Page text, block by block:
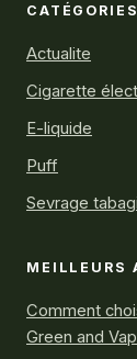
CATÉGORIES
Actualite
Cigarette
E-liquide
Puff
Sevrage
MEILLEURS
Comment
Green and